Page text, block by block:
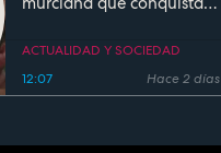
estreno
ACTUALIDAD Y SOCIEDAD
12:07
Hace 2 días